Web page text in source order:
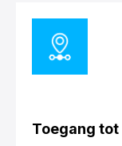
Toegang